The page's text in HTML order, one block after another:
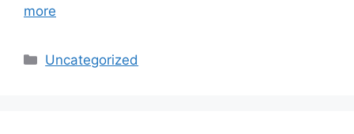
more
Categories
Uncategorized